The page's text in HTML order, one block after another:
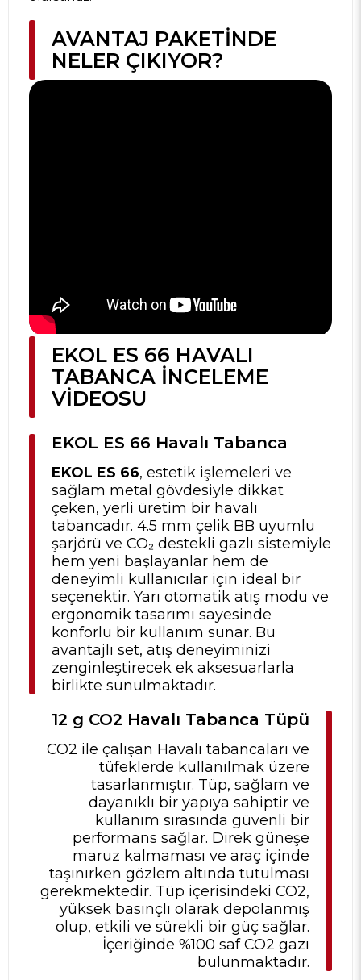
AVANTAJ PAKETINDE
NELER ÇIKIYOR?
EKOL ES 66 HAVALI
TABANCA İNCELEME
VIDEOSU
EKOL ES 66 Havalı Tabanca
EKOL ES 66, estetik işlemeleri ve
sağlam metal gövdesiyle dikkat
çeken, yerli üretim bir havalı
tabancadır. 4.5 mm çelik BB uyumlu
şarjörü ve CO₂ destekli gazlı sistemiyle
hem yeni başlayanlar hem de
deneyimli kullanıcılar için ideal bir
seçenektir. Yarı otomatik atış modu ve
ergonomik tasarımı sayesinde
konforlu bir kullanım sunar. Bu
avantajlı set, atış deneyiminizi
zenginleştirecek ek aksesuarlarla
birlikte sunulmaktadır.
12 g CO2 Havalı Tabanca Tüpü
CO2 ile çalışan Havalı tabancaları ve
tüfeklerde kullanılmak üzere
tasarlanmıştır. Tüp, sağlam ve
dayanıklı bir yapıya sahiptir ve
kullanım sırasında güvenli bir
performans sağlar. Direk güneşe
maruz kalmaması ve araç içinde
taşınırken gözlem altında tutulması
gerekmektedir. Tüp içerisindeki CO2,
yüksek basınçlı olarak depolanmış
olup, etkili ve sürekli bir güç sağlar.
İçeriğinde %100 saf CO2 gazı
bulunmaktadır.